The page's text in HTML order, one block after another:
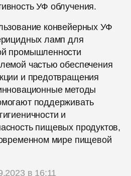
УФ облучения.
конвейерных УФ
ламп для
промышленности
частью обеспечения
и предотвращения
методы
поддерживать
и
пищевых продуктов,
мире пищевой
в 16:11